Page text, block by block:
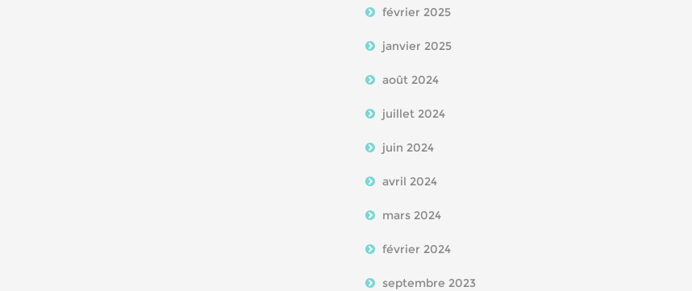
février 2025
janvier 2025
août 2024
juillet 2024
juin 2024
avril 2024
mars 2024
février 2024
septembre 2023